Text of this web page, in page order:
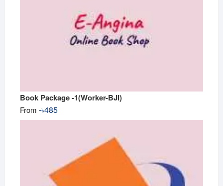
Book Package -1(Worker-BJI)
From -৳485